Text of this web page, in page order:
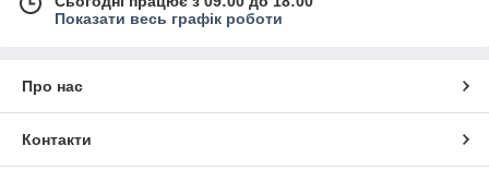
Показати весь графік роботи
Про нас
Контакти